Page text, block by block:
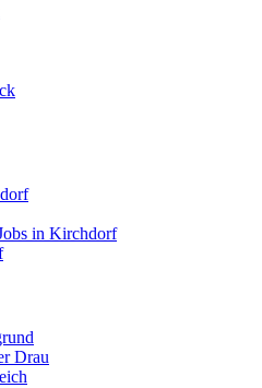
in Kirchdorf
Drau